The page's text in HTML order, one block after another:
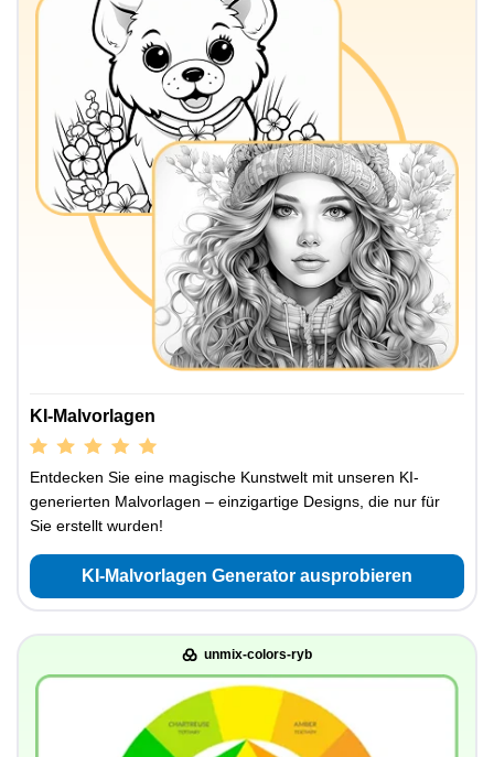
KI-Malvorlagen
Entdecken Sie eine magische Kunstwelt mit unseren KI-
generierten Malvorlagen – einzigartige Designs, die nur für
Sie erstellt wurden!
KI-Malvorlagen Generator ausprobieren
unmix-colors-ryb